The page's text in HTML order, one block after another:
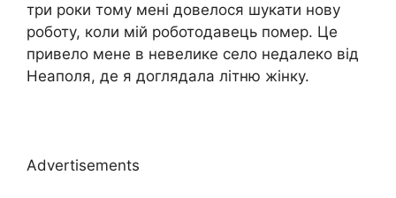
три роки тому мені довелося шукати нову
роботу, коли мій роботодавець помер. Це
привело мене в невелике село недалеко від
Неаполя, де я доглядала літню жінку.
Advertisements